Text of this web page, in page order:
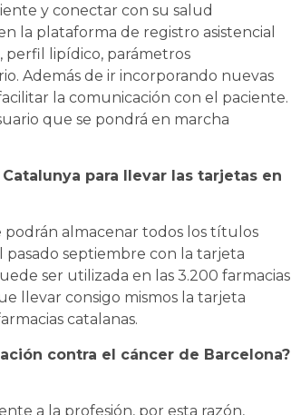
y conectar con su salud
la plataforma de registro asistencial
perfil lipídico, parámetros
Además de ir incorporando nuevas
la comunicación con el paciente.
que se pondrá en marcha
Catalunya para llevar las tarjetas en
podrán almacenar todos los títulos
pasado septiembre con la tarjeta
ser utilizada en las 3.200 farmacias
llevar consigo mismos la tarjeta
catalanas.
contra el cáncer de Barcelona?
a la profesión, por esta razón,